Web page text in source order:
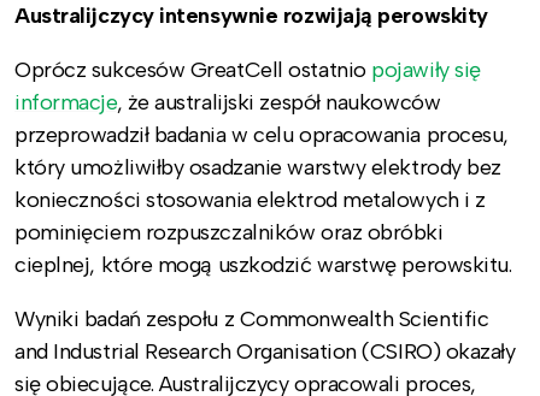
Australijczycy intensywnie rozwijają perowskity
Oprócz sukcesów GreatCell ostatnio pojawiły się
informacje, że australijski zespół naukowców
przeprowadził badania w celu opracowania procesu,
który umożliwiłby osadzanie warstwy elektrody bez
konieczności stosowania elektrod metalowych i z
pominięciem rozpuszczalników oraz obróbki
cieplnej, które mogą uszkodzić warstwę perowskitu.
Wyniki badań zespołu z Commonwealth Scientific
and Industrial Research Organisation (CSIRO) okazały
się obiecujące. Australijczycy opracowali proces,